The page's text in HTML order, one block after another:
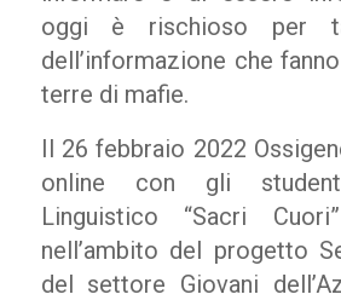
oggi è rischioso per
dell’informazione che
terre di mafie.
Il 26 febbraio 2022
online con gli
Linguistico “Sacri
nell’ambito del progetto
del settore Giovani